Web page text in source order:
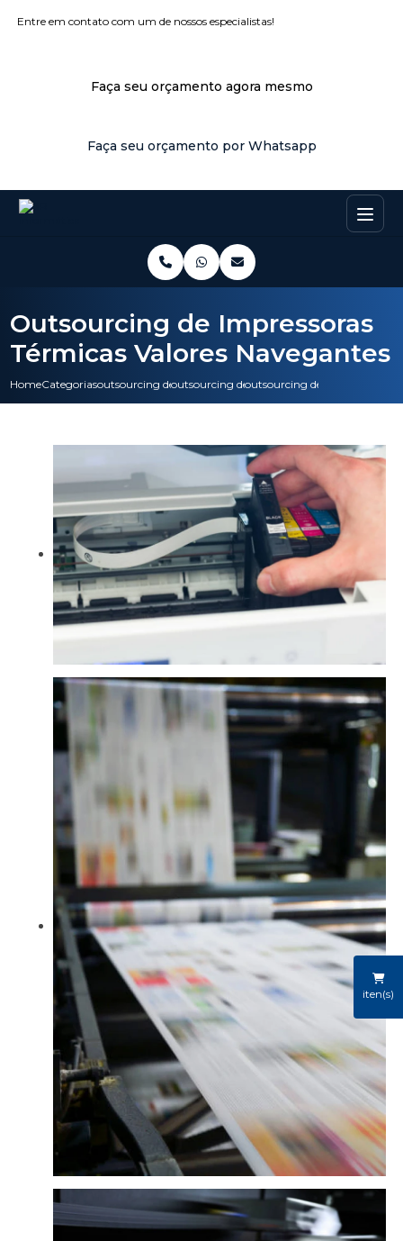
Entre em contato com um de nossos especialistas!
Faça seu orçamento agora mesmo
Faça seu orçamento por Whatsapp
iten(s)
HomeCategoriasoutsourcing de impressaooutsourcing de impressora multifuncional
outsourcing de impressoras
Outsourcing de Impressoras
Térmicas Valores Navegantes